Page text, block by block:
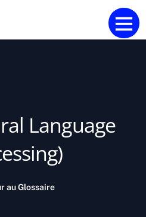
Language
au Glossaire